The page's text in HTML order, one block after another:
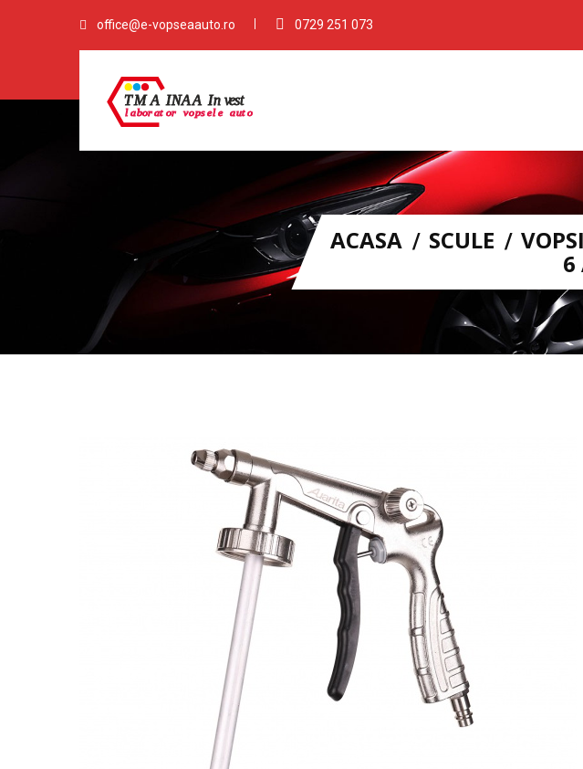
office@e-vopseaauto.ro 0729 251 073
ACASA SCULE
6